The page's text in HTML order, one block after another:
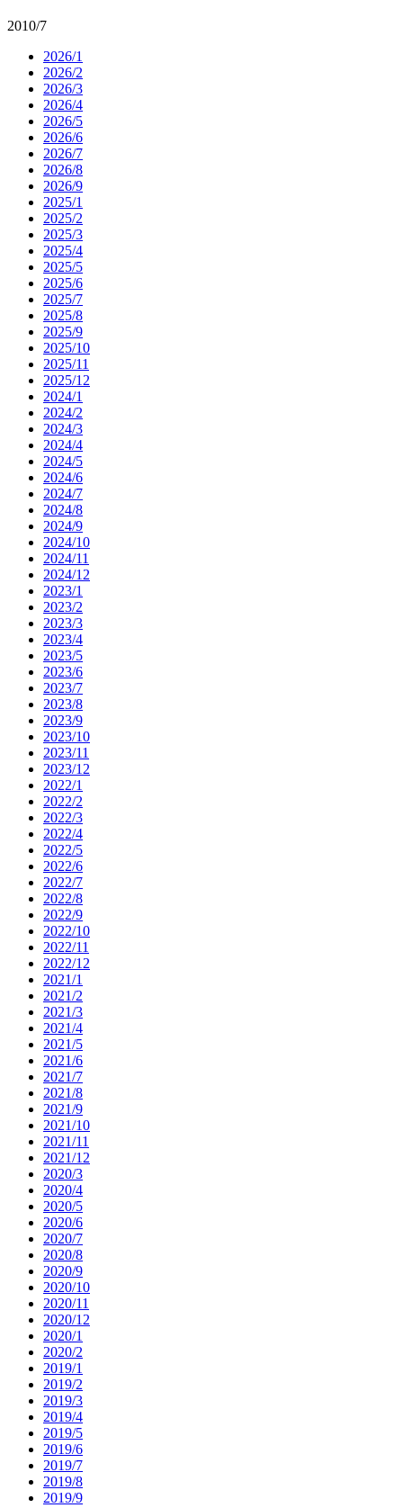
2010/7
2026/1
2026/2
2026/3
2026/4
2026/5
2026/6
2026/7
2026/8
2026/9
2025/1
2025/2
2025/3
2025/4
2025/5
2025/6
2025/7
2025/8
2025/9
2025/10
2025/11
2025/12
2024/1
2024/2
2024/3
2024/4
2024/5
2024/6
2024/7
2024/8
2024/9
2024/10
2024/11
2024/12
2023/1
2023/2
2023/3
2023/4
2023/5
2023/6
2023/7
2023/8
2023/9
2023/10
2023/11
2023/12
2022/1
2022/2
2022/3
2022/4
2022/5
2022/6
2022/7
2022/8
2022/9
2022/10
2022/11
2022/12
2021/1
2021/2
2021/3
2021/4
2021/5
2021/6
2021/7
2021/8
2021/9
2021/10
2021/11
2021/12
2020/3
2020/4
2020/5
2020/6
2020/7
2020/8
2020/9
2020/10
2020/11
2020/12
2020/1
2020/2
2019/1
2019/2
2019/3
2019/4
2019/5
2019/6
2019/7
2019/8
2019/9